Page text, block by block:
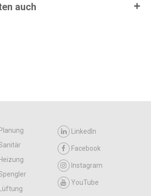
auch
Planung
Heizung
Lüftung
LinkedIn
Facebook
Instagram
YouTube